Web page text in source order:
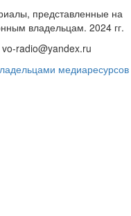
представленные на
владельцам. 2024 гг.
radio@yandex.ru
медиаресурсов